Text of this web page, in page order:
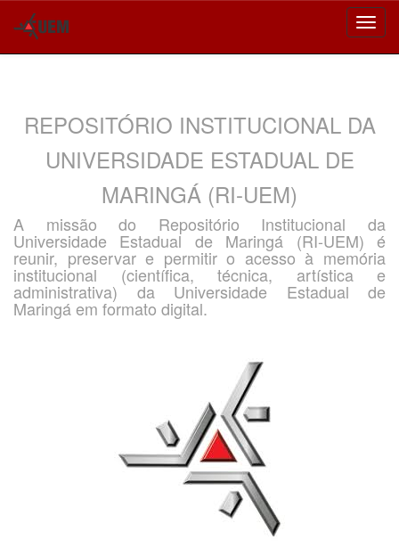
REPOSITÓRIO INSTITUCIONAL DA
UNIVERSIDADE ESTADUAL DE
MARINGÁ (RI-UEM)
A missão do Repositório Institucional da
Universidade Estadual de Maringá (RI-UEM) é
reunir, preservar e permitir o acesso à memória
institucional (científica, técnica, artística e
administrativa) da Universidade Estadual de
Maringá em formato digital.